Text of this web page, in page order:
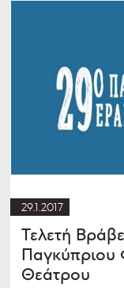
29.1.2017
Τελετή
Παγκύπριου
Θεάτρου